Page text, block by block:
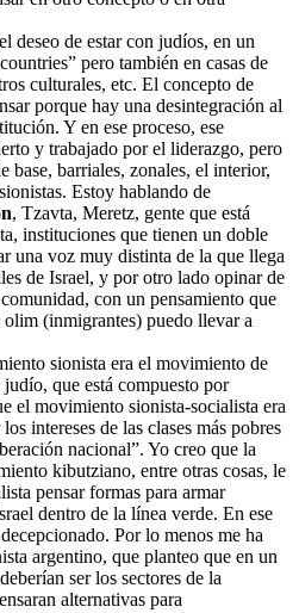
deseo de estar con judíos, en un
pero también en casas de
culturales, etc. El concepto de
porque hay una desintegración al
Y en ese proceso, ese
y trabajado por el liderazgo, pero
base, barriales, zonales, el interior,
Estoy hablando de
, Tzavta, Meretz, gente que está
instituciones que tienen un doble
una voz muy distinta de la que llega
de Israel, y por otro lado opinar de
con un pensamiento que
olim (inmigrantes) puedo llevar a
sionista era el movimiento de
que está compuesto por
el movimiento sionista-socialista era
intereses de las clases más pobres
nacional”. Yo creo que la
kibutziano, entre otras cosas, le
pensar formas para armar
dentro de la línea verde. En ese
Por lo menos me ha
argentino, que planteo que en un
ser los sectores de la
alternativas para